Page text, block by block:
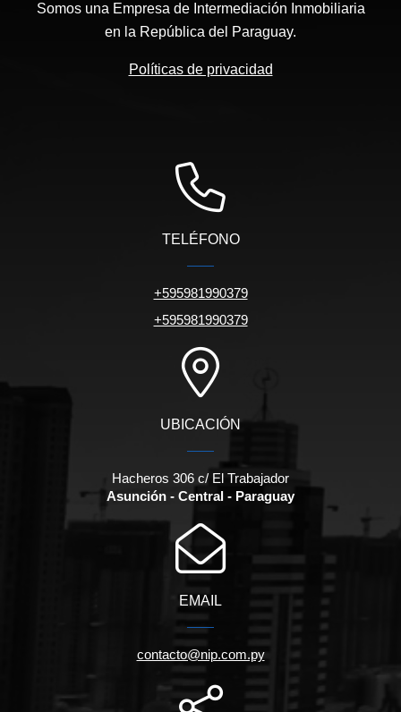
Somos una Empresa de Intermediación Inmobiliaria
en la República del Paraguay.
Políticas de privacidad
TELÉFONO
+595981990379
+595981990379
UBICACIÓN
Hacheros 306 c/ El Trabajador
Asunción - Central - Paraguay
EMAIL
contacto@nip.com.py